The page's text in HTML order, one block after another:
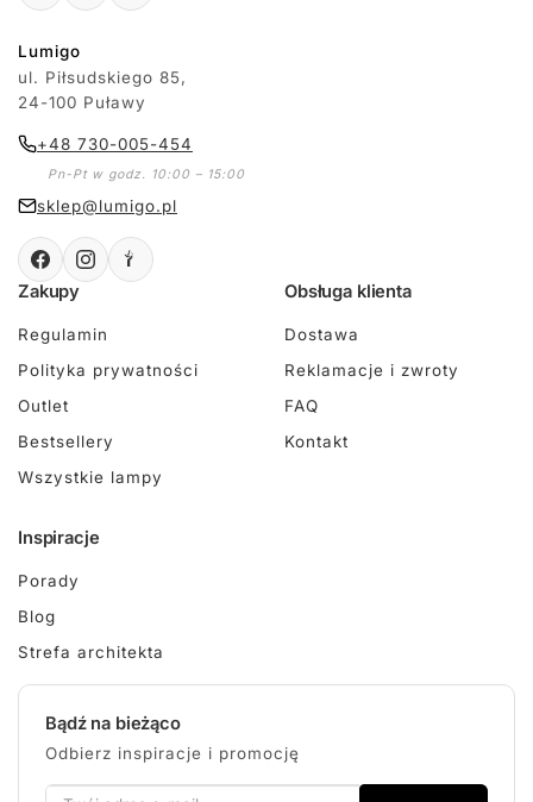
Lumigo
ul. Piłsudskiego 85,
24-100 Puławy
+48 730-005-454
Pn-Pt w godz. 10:00 – 15:00
sklep@lumigo.pl
Zakupy
Regulamin
Polityka prywatności
Outlet
Bestsellery
Wszystkie lampy
Obsługa klienta
Dostawa
Reklamacje i zwroty
FAQ
Kontakt
Inspiracje
Porady
Blog
Strefa architekta
Bądź na bieżąco
Odbierz inspiracje i promocję